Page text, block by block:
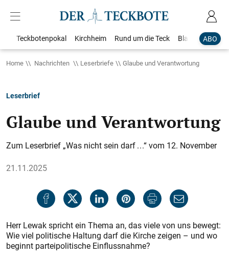
ABO
Teckbotenpokal Kirchheim Rund um die Teck Blaulicht
Home Nachrichten Leserbriefe Glaube und Verantwortung
Leserbrief
Glaube und Verantwortung
Zum Leserbrief „Was nicht sein darf . . .“ vom 12. November
21.11.2025
Herr Lewak spricht ein Thema an, das viele von uns bewegt:
Wie viel politische Haltung darf die Kirche zeigen – und wo
beginnt parteipolitische Einflussnahme?